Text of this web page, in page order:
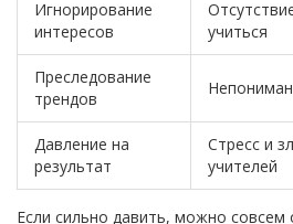
Игнорирование
интересов
учиться
Преследование
трендов
Давление на
результат
Стресс и
учителей
Если сильно давить, можно